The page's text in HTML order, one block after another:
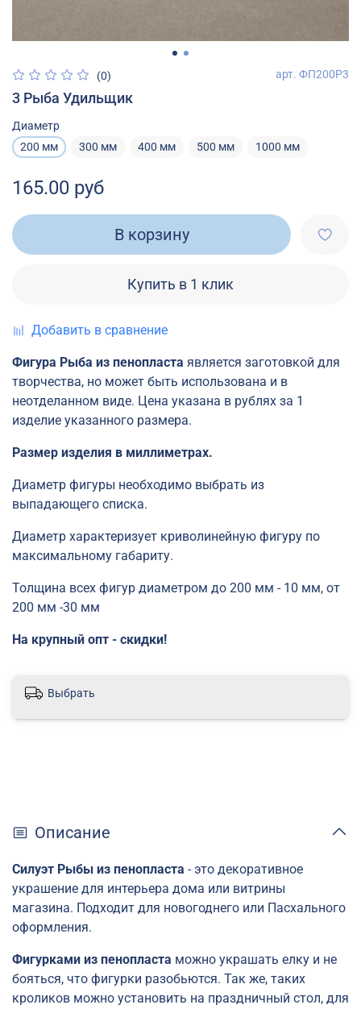
(0) арт. ФП200Р3
3 Рыба Удильщик
Диаметр
200 мм
300 мм 400 мм 500 мм 1000 мм
165.00 руб
В корзину
Купить в 1 клик
Добавить в сравнение
Фигура Рыба из пенопласта является заготовкой для
творчества, но может быть использована и в
неотделанном виде. Цена указана в рублях за 1
изделие указанного размера.
Размер изделия в миллиметрах.
Диаметр фигуры необходимо выбрать из
выпадающего списка.
Диаметр характеризует криволинейную фигуру по
максимальному габариту.
Толщина всех фигур диаметром до 200 мм - 10 мм, от
200 мм -30 мм
На крупный опт - скидки!
Выбрать
Описание
Силуэт Рыбы из пенопласта - это декоративное
украшение для интерьера дома или витрины
магазина. Подходит для новогоднего или Пасхального
оформления.
Фигурками из пенопласта можно украшать елку и не
бояться, что фигурки разобьются. Так же, таких
кроликов можно установить на праздничный стол, для